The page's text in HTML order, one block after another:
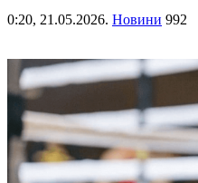
0:20, 21.05.2026. Новини 992